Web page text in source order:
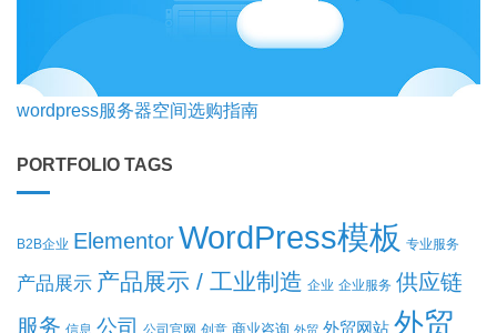
wordpress服务器空间选购指南
PORTFOLIO TAGS
B2B企业 ElementorWordPress模板 专业服务
产品展示 产品展示 / 工业制造 企业 企业服务 供应链
服务 信息 公司 公司官网 创意 商业咨询 外贸 外贸网站 外贸